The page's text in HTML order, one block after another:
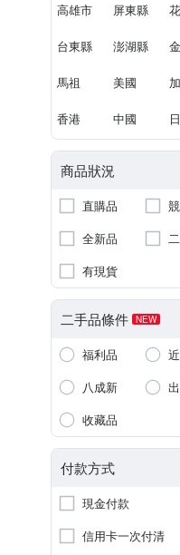
高雄市 屏東縣
台東縣 澎湖縣
馬祖 美國
香港 中國
商品狀況
直購品
全新品
有現貨
二手品條件 NEW
福利品
八成新
收藏品
付款方式
現金付款
信用卡一次付清